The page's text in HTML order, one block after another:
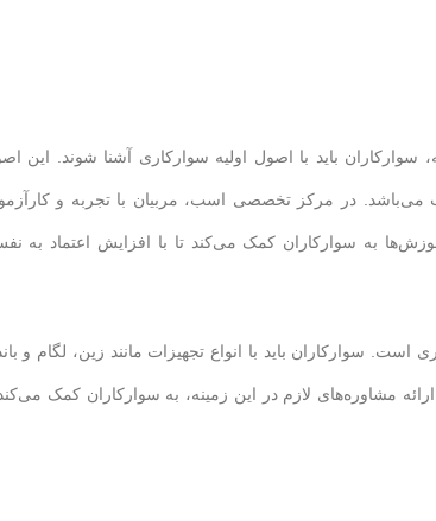
سوارکاران باید با اصول اولیه سوارکاری آشنا شوند. این
در مرکز تخصصی اسب، مربیان با تجربه و
به سوارکاران کمک می‌کند تا با افزایش اعتماد به
است. سوارکاران باید با انواع تجهیزات مانند زین، لگام و
مشاوره‌های لازم در این زمینه، به سوارکاران کمک می‌کند